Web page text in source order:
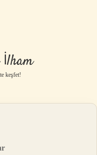
İlham
keşfet!